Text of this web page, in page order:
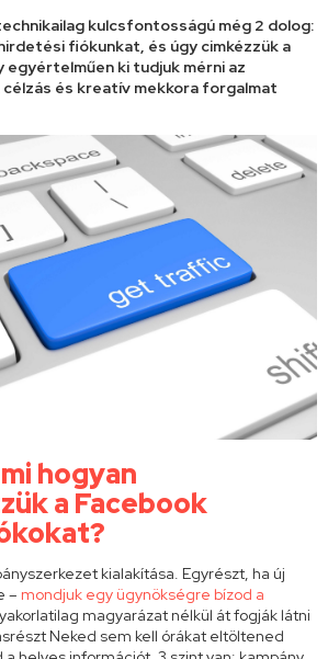
kulcsfontosságú még 2 dolog:
fiókunkat, és úgy cimkézzük a
ki tudjuk mérni az
és kreatív mekkora forgalmat
hogyan
a Facebook
kialakítása. Egyrészt, ha új
– mondjuk egy ügynökségre bízod a
magyarázat nélkül át fogják látni
Neked sem kell órákat eltöltened